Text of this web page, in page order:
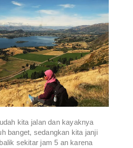
kita jalan dan kayaknya
banget, sedangkan kita janji
sekitar jam 5 an karena